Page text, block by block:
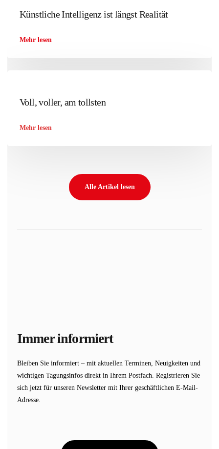
Künstliche Intelligenz ist längst Realität
Mehr lesen
Voll, voller, am tollsten
Mehr lesen
Alle Artikel lesen
Immer informiert
Bleiben Sie informiert – mit aktuellen Terminen, Neuigkeiten und
wichtigen Tagungsinfos direkt in Ihrem Postfach. Registrieren Sie
sich jetzt für unseren Newsletter mit Ihrer geschäftlichen E-Mail-
Adresse.